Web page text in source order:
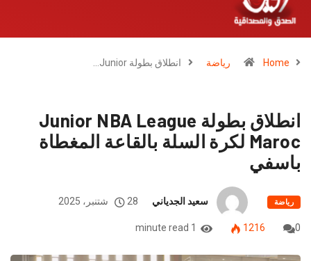
Home رياضة انطلاق بطولة Junior…
انطلاق بطولة Junior NBA League
Maroc لكرة السلة بالقاعة المغطاة
باسفي
رياضة سعيد الجدياني 28 شتنبر، 2025
0
1216
1 minute read